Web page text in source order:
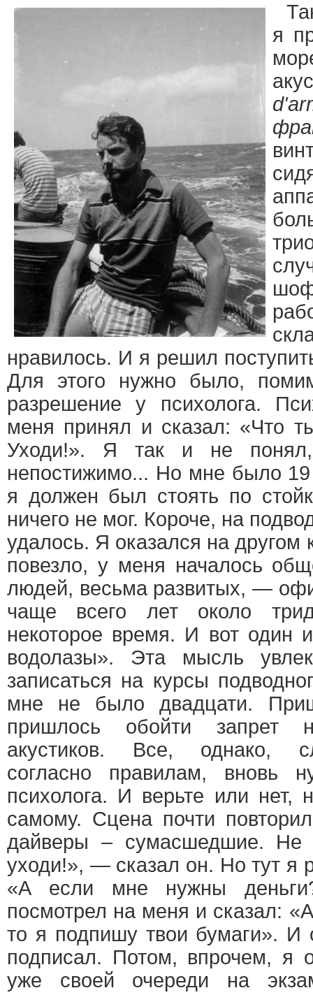
я
нравилось. И я решил
Для этого нужно было,
разрешение у психолога.
меня принял и сказал: «Что
Уходи!». Я так и не
непостижимо... Но мне было
я должен был стоять по
ничего не мог. Короче, на
удалось. Я оказался на другом
повезло, у меня началось
людей, весьма развитых, —
чаще всего лет около
некоторое время. И вот один
водолазы». Эта мысль
записаться на курсы
мне не было двадцати.
пришлось обойти запрет
акустиков. Все, однако,
согласно правилам, вновь
психолога. И верьте или
самому. Сцена почти
дайверы – сумасшедшие. Не
уходи!», — сказал он. Но тут я
«А если мне нужны
посмотрел на меня и сказал:
то я подпишу твои бумаги». И
подписал. Потом, впрочем, я
уже своей очереди на